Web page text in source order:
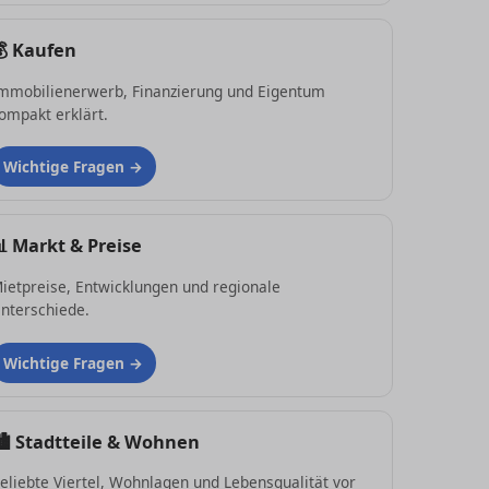
Kaufen
Finanzierung und Eigentum
erklärt.
Wichtige Fragen
Markt & Preise
Entwicklungen und regionale
Wichtige Fragen
Stadtteile & Wohnen
Viertel, Wohnlagen und Lebensqualität vor